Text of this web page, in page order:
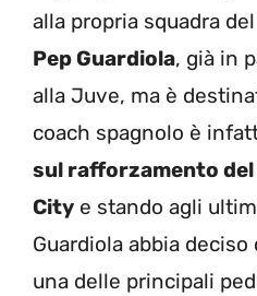
alla propria squadra
Pep Guardiola, già in
alla Juve, ma è
coach spagnolo è
sul rafforzamento
City e stando agli
Guardiola abbia
una delle principali